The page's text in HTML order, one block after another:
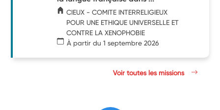
CIEUX - COMITE INTERRELIGIEUX
POUR UNE ETHIQUE UNIVERSELLE ET
CONTRE LA XENOPHOBIE
À partir du 1 septembre 2026
Voir toutes les missions